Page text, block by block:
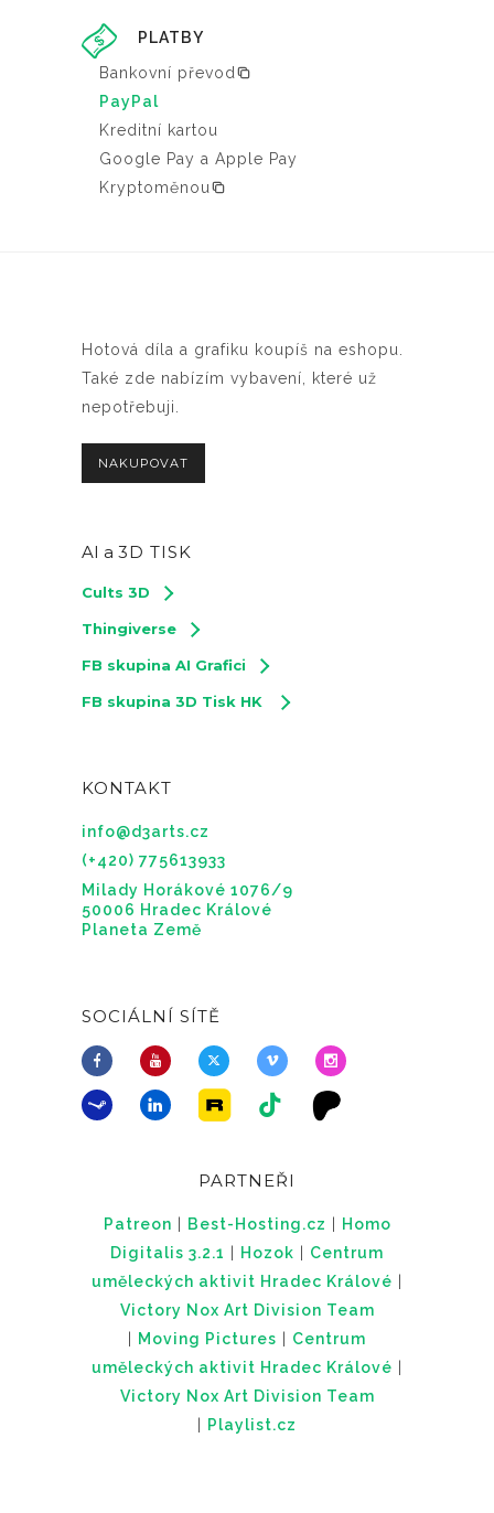
PLATBY
Bankovní převod
PayPal
Kreditní kartou
Google Pay a Apple Pay
Kryptoměnou
Hotová díla a grafiku koupíš na eshopu.
Také zde nabízím vybavení, které už
nepotřebuji.
NAKUPOVAT
AI a 3D TISK
Cults 3D
Thingiverse
FB skupina AI Grafici
FB skupina 3D Tisk HK
KONTAKT
info@d3arts.cz
(+420) 775613933
Milady Horákové 1076/9
50006 Hradec Králové
Planeta Země
SOCIÁLNÍ SÍTĚ
PARTNEŘI
Patreon Best-Hosting.cz
Homo
Digitalis 3.2.1
Hozok
Centrum
uměleckých aktivit Hradec Králové
Victory Nox Art Division Team
Moving Pictures
Centrum
uměleckých aktivit Hradec Králové
Victory Nox Art Division Team
Playlist.cz